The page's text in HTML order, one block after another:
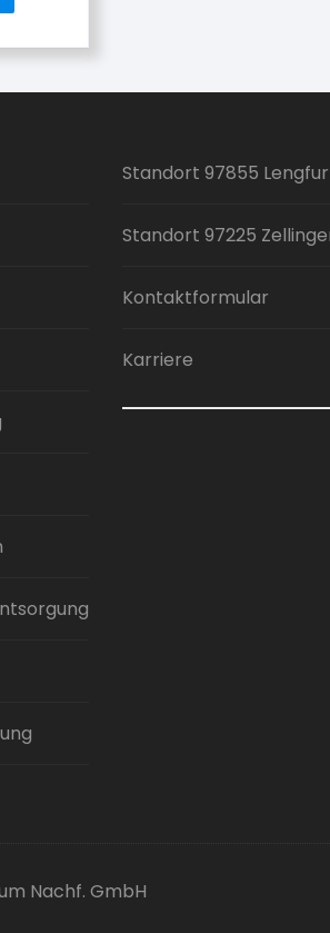
Standort 97855
Standort 97225
Kontaktformular
Karriere
Nachf. GmbH